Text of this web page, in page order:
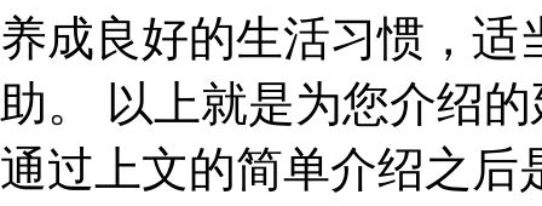
养成良好的生活习惯，
助。 以上就是为您介绍
通过上文的简单介绍之后